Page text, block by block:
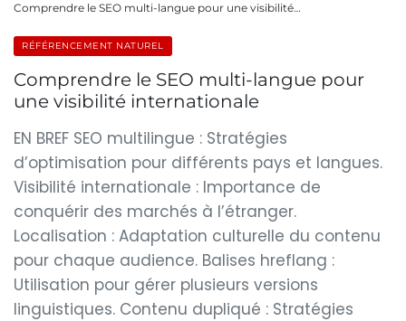
Comprendre le SEO multi-langue pour une visibilité…
RÉFÉRENCEMENT NATUREL
Comprendre le SEO multi-langue pour
une visibilité internationale
EN BREF SEO multilingue : Stratégies
d’optimisation pour différents pays et langues.
Visibilité internationale : Importance de
conquérir des marchés à l’étranger.
Localisation : Adaptation culturelle du contenu
pour chaque audience. Balises hreflang :
Utilisation pour gérer plusieurs versions
linguistiques. Contenu dupliqué : Stratégies